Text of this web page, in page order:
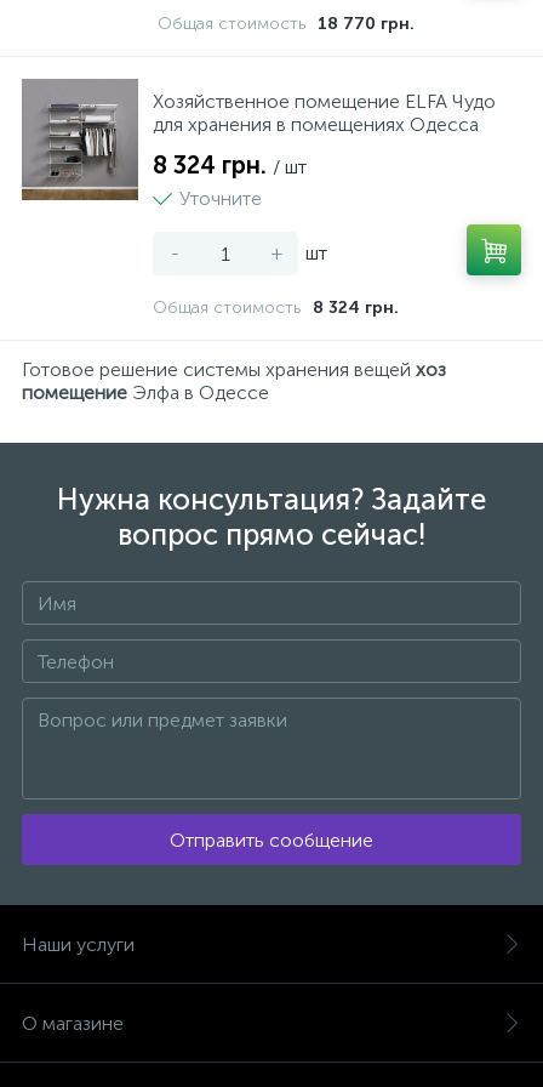
Общая стоимость 18 770 грн.
Хозяйственное помещение ELFA Чудо
для хранения в помещениях Одесса
8 324 грн. / шт
Уточните
- + шт
Общая стоимость 8 324 грн.
Готовое решение системы хранения вещей хоз
помещение Элфа в Одессе
Нужна консультация? Задайте
вопрос прямо сейчас!
Отправить сообщение
Наши услуги
О магазине
Террасная доска
Подложка
Плинтус
Лестницы
Сайдинг
Сумки, рюкзаки, валізи
Фото техніка
Різні іграшки
Спорт та відпочинок
Принтери, сканери, БФП
Мала кухонна техніка
Пластикові меблі
Посуд
Текстиль